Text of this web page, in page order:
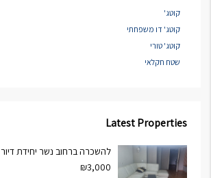
קוטג'
קוטג' דו משפחתי
קוטג' טורי
שטח חקלאי
Latest Properties
להשכרה ברחוב נשר יחידת דיור 2 חדרים
₪3,000